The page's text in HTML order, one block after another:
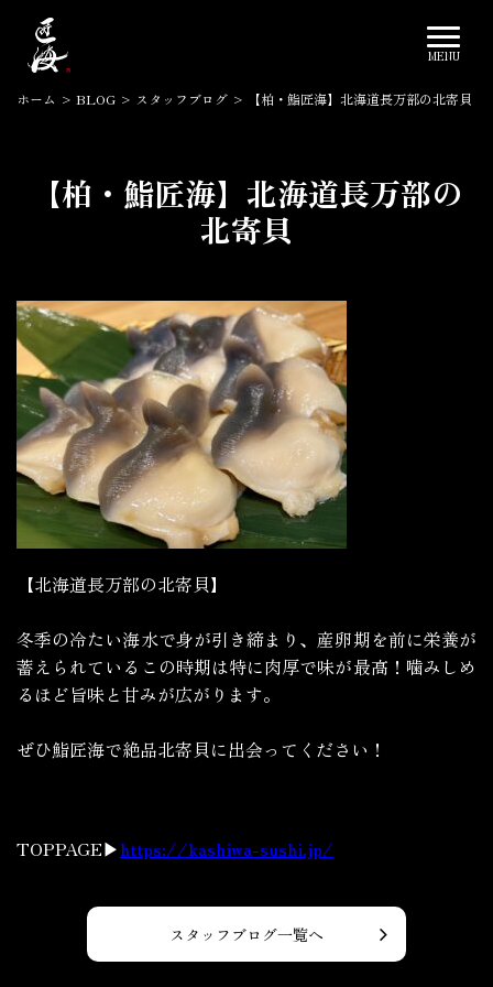
ホーム > BLOG > スタッフブログ > 【柏・鮨匠海】北海道長万部の北寄貝
【柏・鮨匠海】北海道長万部の
北寄貝
【北海道長万部の北寄貝】
冬季の冷たい海水で身が引き締まり、産卵期を前に栄養が
蓄えられているこの時期は特に肉厚で味が最高！噛みしめ
るほど旨味と甘みが広がります。
ぜひ鮨匠海で絶品北寄貝に出会ってください！
TOPPAGE▶https://kashiwa-sushi.jp/
スタッフブログ一覧へ